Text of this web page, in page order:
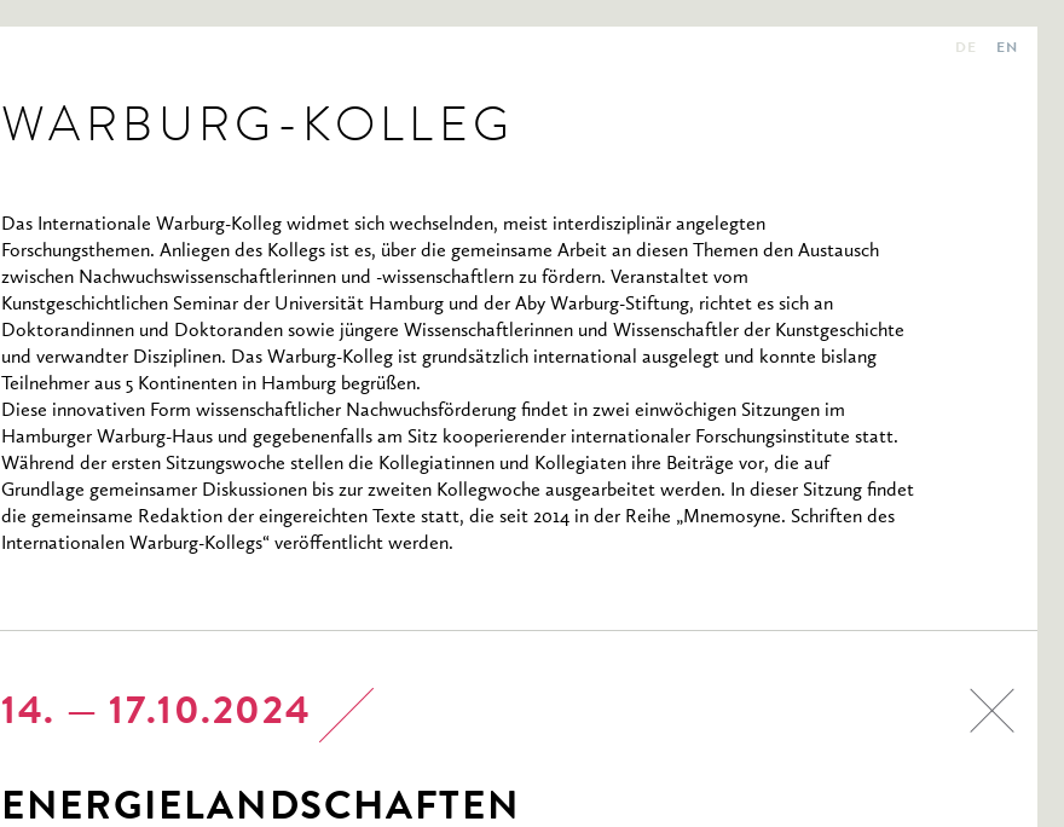
DE EN
WARBURG-KOLLEG
Das Internationale Warburg-Kolleg widmet sich wechselnden, meist interdisziplinär angelegten
Forschungsthemen. Anliegen des Kollegs ist es, über die gemeinsame Arbeit an diesen Themen den Austausch
zwischen Nachwuchswissenschaftlerinnen und -wissenschaftlern zu fördern. Veranstaltet vom
Kunstgeschichtlichen Seminar der Universität Hamburg und der Aby Warburg-Stiftung, richtet es sich an
Doktorandinnen und Doktoranden sowie jüngere Wissenschaftlerinnen und Wissenschaftler der Kunstgeschichte
und verwandter Disziplinen. Das Warburg-Kolleg ist grundsätzlich international ausgelegt und konnte bislang
Teilnehmer aus 5 Kontinenten in Hamburg begrüßen.
Diese innovativen Form wissenschaftlicher Nachwuchsförderung findet in zwei einwöchigen Sitzungen im
Hamburger Warburg-Haus und gegebenenfalls am Sitz kooperierender internationaler Forschungsinstitute statt.
Während der ersten Sitzungswoche stellen die Kollegiatinnen und Kollegiaten ihre Beiträge vor, die auf
Grundlage gemeinsamer Diskussionen bis zur zweiten Kollegwoche ausgearbeitet werden. In dieser Sitzung findet
die gemeinsame Redaktion der eingereichten Texte statt, die seit 2014 in der Reihe „Mnemosyne. Schriften des
Internationalen Warburg-Kollegs“ veröffentlicht werden.
14. — 17.10.2024
ENERGIELANDSCHAFTEN